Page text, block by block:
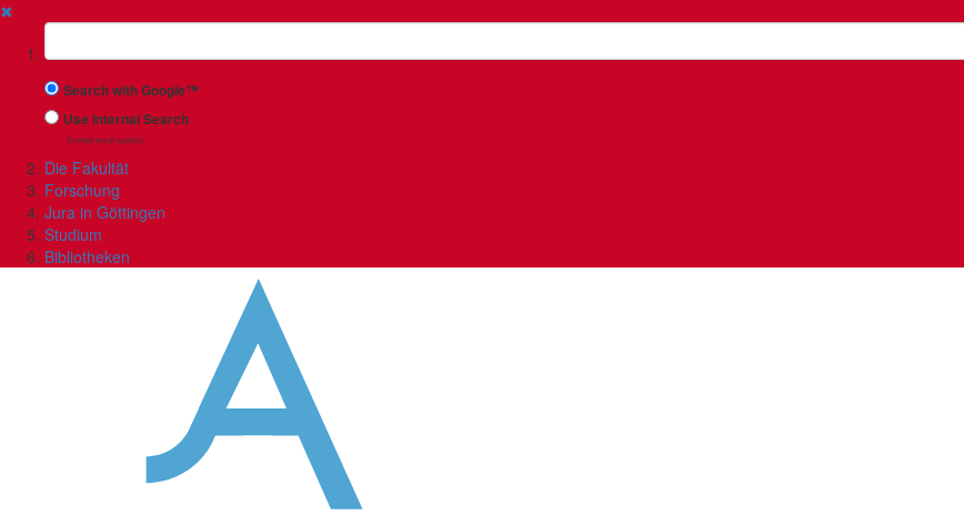
✖
Suchbegriff
Search with Google™
Use Internal Search
(limited result quality)
Die Fakultät
Forschung
Jura in Göttingen
Studium
Bibliotheken